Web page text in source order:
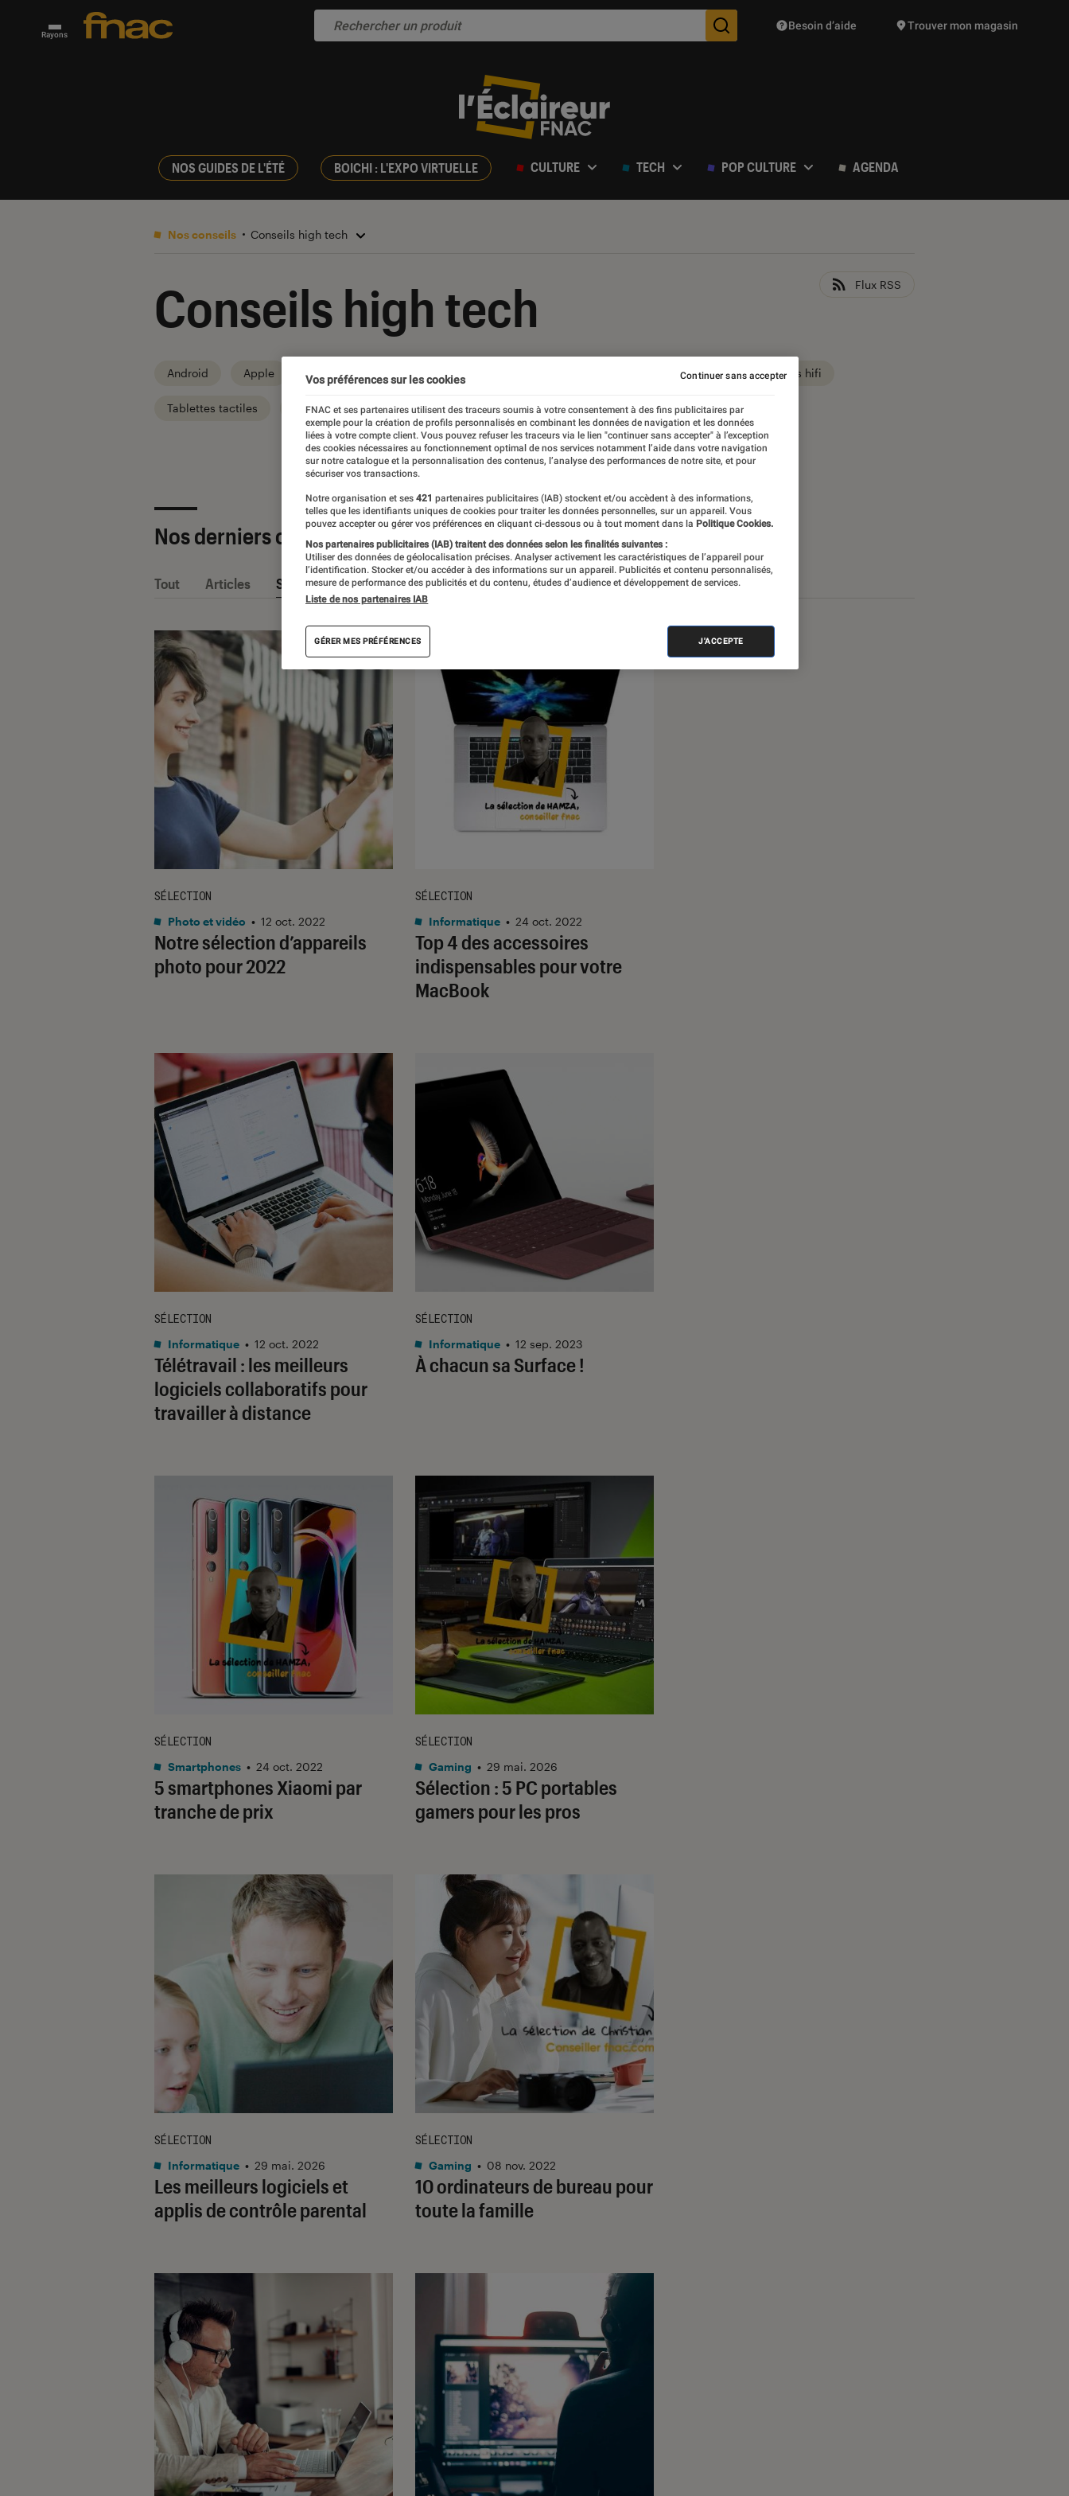
Rayons Des suggestions de produits vont vous être proposées
Besoin d’aide Trouver mon magasin
NOS GUIDES DE L'ÉTÉ BOICHI : L'EXPO VIRTUELLE CULTURE TECH POP CULTURE AGENDA
Nos conseils Conseils high tech
Conseils high tech Flux RSS
Android Apple Informatique Objets connectés Smartphone Son casques hifi
Tablettes tactiles Univers TV Windows
Nos derniers contenus
Tout Articles Sélections et guides Tests Podcasts
Notre sélection d’appareils
photo pour 2022
SÉLECTION
Photo et vidéo • 12 oct. 2022
Top 4 des accessoires
indispensables pour votre
MacBook
SÉLECTION
Informatique • 24 oct. 2022
Télétravail : les meilleurs
logiciels collaboratifs pour
travailler à distance
SÉLECTION
Informatique • 12 oct. 2022
À chacun sa Surface !
SÉLECTION
Informatique • 12 sep. 2023
5 smartphones Xiaomi par
tranche de prix
SÉLECTION
Smartphones • 24 oct. 2022
Sélection : 5 PC portables
gamers pour les pros
SÉLECTION
Gaming • 29 mai. 2026
Les meilleurs logiciels et
applis de contrôle parental
SÉLECTION
Informatique • 29 mai. 2026
10 ordinateurs de bureau pour
toute la famille
SÉLECTION
Gaming • 08 nov. 2022
Vos préférences sur les cookies
FNAC et ses partenaires utilisent des traceurs soumis à votre consentement à des fins publicitaires par
exemple pour la création de profils personnalisés en combinant les données de navigation et les données
liées à votre compte client. Vous pouvez refuser les traceurs via le lien "continuer sans accepter" à l’exception
des cookies nécessaires au fonctionnement optimal de nos services notamment l’aide dans votre navigation
sur notre catalogue et la personnalisation des contenus, l’analyse des performances de notre site, et pour
sécuriser vos transactions.
Notre organisation et ses 421 partenaires publicitaires (IAB) stockent et/ou accèdent à des informations,
telles que les identifiants uniques de cookies pour traiter les données personnelles, sur un appareil. Vous
pouvez accepter ou gérer vos préférences en cliquant ci-dessous ou à tout moment dans la Politique Cookies.
Nos partenaires publicitaires (IAB) traitent des données selon les finalités suivantes :
Utiliser des données de géolocalisation précises. Analyser activement les caractéristiques de l’appareil pour
l’identification. Stocker et/ou accéder à des informations sur un appareil. Publicités et contenu personnalisés,
mesure de performance des publicités et du contenu, études d’audience et développement de services.
Liste de nos partenaires IAB
GÉRER MES PRÉFÉRENCES J'ACCEPTE
Continuer sans accepter